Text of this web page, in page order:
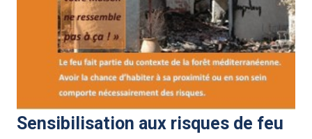
Sensibilisation aux risques de feu